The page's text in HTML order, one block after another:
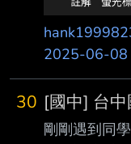
2025-06-08
30 [國中] 台
剛剛遇到同